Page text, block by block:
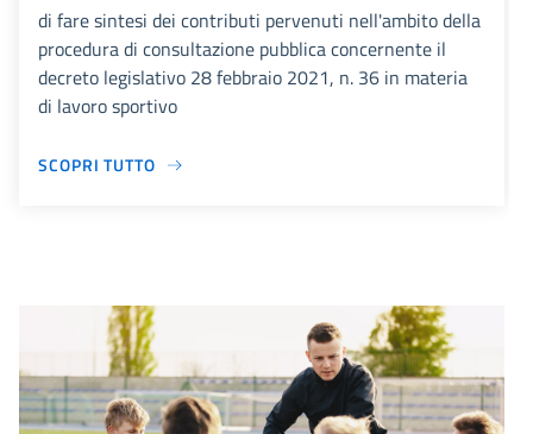
di fare sintesi dei contributi pervenuti nell'ambito della
procedura di consultazione pubblica concernente il
decreto legislativo 28 febbraio 2021, n. 36 in materia
di lavoro sportivo
SCOPRI TUTTO